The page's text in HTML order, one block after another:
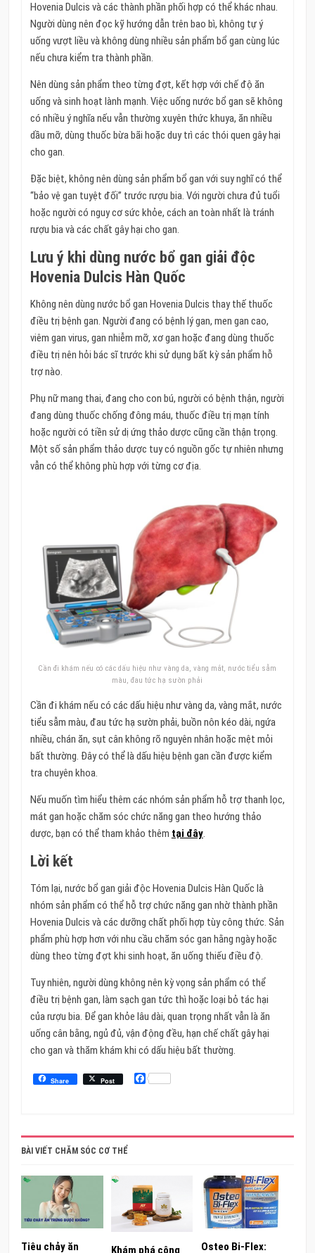
Hovenia Dulcis và các thành phần phối hợp có thể khác nhau.
Người dùng nên đọc kỹ hướng dẫn trên bao bì, không tự ý
uống vượt liều và không dùng nhiều sản phẩm bổ gan cùng lúc
nếu chưa kiểm tra thành phần.
Nên dùng sản phẩm theo từng đợt, kết hợp với chế độ ăn
uống và sinh hoạt lành mạnh. Việc uống nước bổ gan sẽ không
có nhiều ý nghĩa nếu vẫn thường xuyên thức khuya, ăn nhiều
dầu mỡ, dùng thuốc bừa bãi hoặc duy trì các thói quen gây hại
cho gan.
Đặc biệt, không nên dùng sản phẩm bổ gan với suy nghĩ có thể
“bảo vệ gan tuyệt đối” trước rượu bia. Với người chưa đủ tuổi
hoặc người có nguy cơ sức khỏe, cách an toàn nhất là tránh
rượu bia và các chất gây hại cho gan.
Lưu ý khi dùng nước bổ gan giải độc
Hovenia Dulcis Hàn Quốc
Không nên dùng nước bổ gan Hovenia Dulcis thay thế thuốc
điều trị bệnh gan. Người đang có bệnh lý gan, men gan cao,
viêm gan virus, gan nhiễm mỡ, xơ gan hoặc đang dùng thuốc
điều trị nên hỏi bác sĩ trước khi sử dụng bất kỳ sản phẩm hỗ
trợ nào.
Phụ nữ mang thai, đang cho con bú, người có bệnh thận, người
đang dùng thuốc chống đông máu, thuốc điều trị mạn tính
hoặc người có tiền sử dị ứng thảo dược cũng cần thận trọng.
Một số sản phẩm thảo dược tuy có nguồn gốc tự nhiên nhưng
vẫn có thể không phù hợp với từng cơ địa.
Cần đi khám nếu có các dấu hiệu như vàng da, vàng mắt, nước tiểu sẫm
màu, đau tức hạ sườn phải
Cần đi khám nếu có các dấu hiệu như vàng da, vàng mắt, nước
tiểu sẫm màu, đau tức hạ sườn phải, buồn nôn kéo dài, ngứa
nhiều, chán ăn, sụt cân không rõ nguyên nhân hoặc mệt mỏi
bất thường. Đây có thể là dấu hiệu bệnh gan cần được kiểm
tra chuyên khoa.
Nếu muốn tìm hiểu thêm các nhóm sản phẩm hỗ trợ thanh lọc,
mát gan hoặc chăm sóc chức năng gan theo hướng thảo
dược, bạn có thể tham khảo thêm tại đây.
Lời kết
Tóm lại, nước bổ gan giải độc Hovenia Dulcis Hàn Quốc là
nhóm sản phẩm có thể hỗ trợ chức năng gan nhờ thành phần
Hovenia Dulcis và các dưỡng chất phối hợp tùy công thức. Sản
phẩm phù hợp hơn với nhu cầu chăm sóc gan hằng ngày hoặc
dùng theo từng đợt khi sinh hoạt, ăn uống thiếu điều độ.
Tuy nhiên, người dùng không nên kỳ vọng sản phẩm có thể
điều trị bệnh gan, làm sạch gan tức thì hoặc loại bỏ tác hại
của rượu bia. Để gan khỏe lâu dài, quan trọng nhất vẫn là ăn
uống cân bằng, ngủ đủ, vận động đều, hạn chế chất gây hại
cho gan và thăm khám khi có dấu hiệu bất thường.
Share Post Facebook
BÀI VIẾT CHĂM SÓC CƠ THỂ
Tiêu chảy ăn Khám phá công Osteo Bi-Flex: